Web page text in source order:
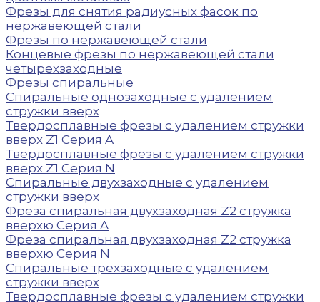
Фрезы для снятия радиусных фасок по
нержавеющей стали
Фрезы по нержавеющей стали
Концевые фрезы по нержавеющей стали
четырехзаходные
Фрезы спиральные
Спиральные однозаходные с удалением
стружки вверх
Твердосплавные фрезы с удалением стружки
вверх Z1 Серия A
Твердосплавные фрезы с удалением стружки
вверх Z1 Серия N
Спиральные двухзаходные с удалением
стружки вверх
Фреза спиральная двухзаходная Z2 стружка
вверхю Серия A
Фреза спиральная двухзаходная Z2 стружка
вверхю Серия N
Спиральные трехзаходные с удалением
стружки вверх
Твердосплавные фрезы с удалением стружки